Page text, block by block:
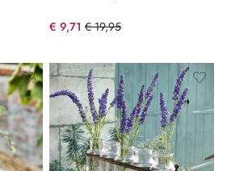
€ 9,71 € 19,95
(51.33% gespart)